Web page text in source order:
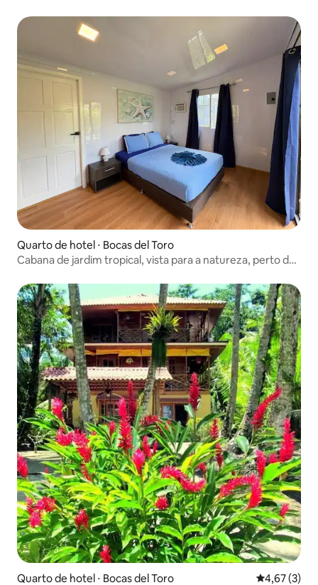
Quarto de hotel ⋅ Bocas del Toro
Cabana de jardim tropical, vista para a natureza, perto do
Quarto de hotel ⋅ Bocas del Toro 4,67 de
4,67 (3)